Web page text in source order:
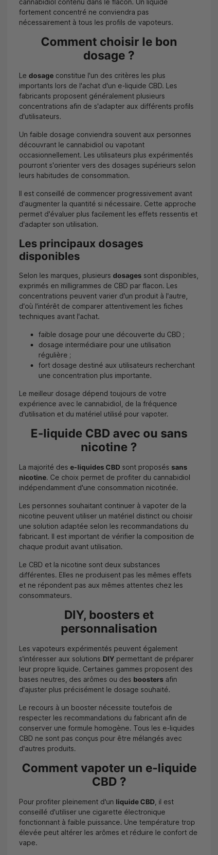
fortement concentré ne conviendra pas
nécessairement à tous les profils de vapoteurs.
Comment choisir le bon
dosage ?
Le dosage constitue l'un des critères les plus
importants lors de l'achat d'un e-liquide CBD. Les
fabricants proposent généralement plusieurs
concentrations afin de s'adapter aux différents profils
d'utilisateurs.
Un faible dosage conviendra souvent aux personnes
découvrant le cannabidiol ou vapotant
occasionnellement. Les utilisateurs plus expérimentés
pourront s'orienter vers des dosages supérieurs selon
leurs habitudes de consommation.
Il est conseillé de commencer progressivement avant
d'augmenter la quantité si nécessaire. Cette approche
permet d'évaluer plus facilement les effets ressentis et
d'adapter son utilisation.
Les principaux dosages
disponibles
Selon les marques, plusieurs dosages sont disponibles,
exprimés en milligrammes de CBD par flacon. Les
concentrations peuvent varier d'un produit à l'autre,
d'où l'intérêt de comparer attentivement les fiches
techniques avant l'achat.
faible dosage pour une découverte du CBD ;
dosage intermédiaire pour une utilisation
régulière ;
fort dosage destiné aux utilisateurs recherchant
une concentration plus importante.
Le meilleur dosage dépend toujours de votre
expérience avec le cannabidiol, de la fréquence
d'utilisation et du matériel utilisé pour vapoter.
E-liquide CBD avec ou sans
nicotine ?
La majorité des e-liquides CBD sont proposés sans
nicotine. Ce choix permet de profiter du cannabidiol
indépendamment d'une consommation nicotinée.
Les personnes souhaitant continuer à vapoter de la
nicotine peuvent utiliser un matériel distinct ou choisir
une solution adaptée selon les recommandations du
fabricant. Il est important de vérifier la composition de
chaque produit avant utilisation.
Le CBD et la nicotine sont deux substances
différentes. Elles ne produisent pas les mêmes effets
et ne répondent pas aux mêmes attentes chez les
consommateurs.
DIY, boosters et
personnalisation
Les vapoteurs expérimentés peuvent également
s'intéresser aux solutions DIY permettant de préparer
leur propre liquide. Certaines gammes proposent des
bases neutres, des arômes ou des boosters afin
d'ajuster plus précisément le dosage souhaité.
Le recours à un booster nécessite toutefois de
respecter les recommandations du fabricant afin de
conserver une formule homogène. Tous les e-liquides
CBD ne sont pas conçus pour être mélangés avec
d'autres produits.
Comment vapoter un e-liquide
CBD ?
Pour profiter pleinement d'un liquide CBD , il est
conseillé d'utiliser une cigarette électronique
fonctionnant à faible puissance. Une température trop
élevée peut altérer les arômes et réduire le confort de
vape.